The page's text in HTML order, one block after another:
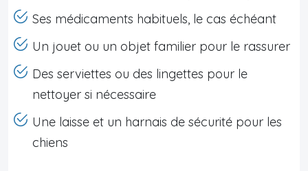
Ses médicaments habituels, le cas échéant
Un jouet ou un objet familier pour le rassurer
Des serviettes ou des lingettes pour le
nettoyer si nécessaire
Une laisse et un harnais de sécurité pour les
chiens